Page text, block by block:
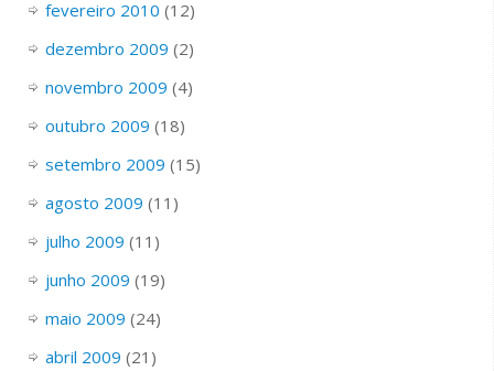
fevereiro 2010 (12)
dezembro 2009 (2)
novembro 2009 (4)
outubro 2009 (18)
setembro 2009 (15)
agosto 2009 (11)
julho 2009 (11)
junho 2009 (19)
maio 2009 (24)
abril 2009 (21)